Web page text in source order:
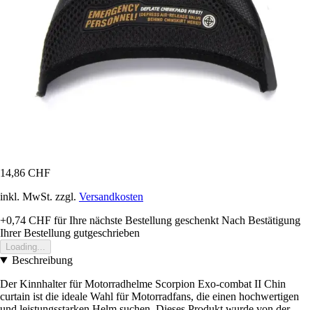
14,86 CHF
inkl. MwSt. zzgl. Versandkosten
+0,74 CHF für Ihre nächste Bestellung geschenkt Nach Bestätigung
Ihrer Bestellung gutgeschrieben
Loading...
Beschreibung
Der Kinnhalter für Motorradhelme Scorpion Exo-combat II Chin
curtain ist die ideale Wahl für Motorradfans, die einen hochwertigen